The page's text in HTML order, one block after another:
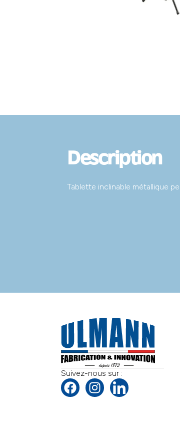
Description
Tablette inclinable métallique
Suivez-nous sur :